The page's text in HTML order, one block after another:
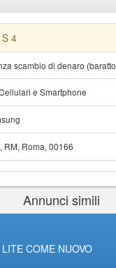
4
scambio di denaro
e Smartphone
RM, Roma, 00166
Annunci simili
COME NUOVO